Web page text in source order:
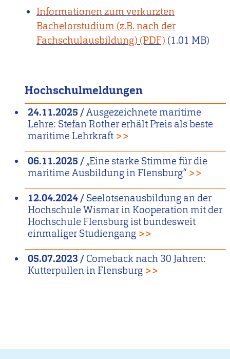
Informationen zum verkürzten
Bachelorstudium (z.B. nach der
Fachschulausbildung)
(1.01 MB)
Hochschulmeldungen
24.11.2025 /Ausgezeichnete maritime
Lehre: Stefan Rother erhält Preis als beste
maritime Lehrkraft >>
06.11.2025 / „Eine starke Stimme für die
maritime Ausbildung in Flensburg“ >>
12.04.2024/Seelotsenausbildung an der
Hochschule Wismar in Kooperation mit der
Hochschule Flensburg ist bundesweit
einmaliger Studiengang >>
05.07.2023 / Comeback nach 30 Jahren:
Kutterpullen in Flensburg >>